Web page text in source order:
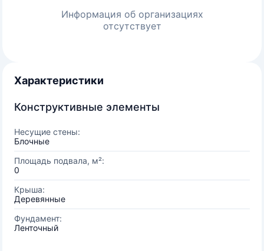
Информация об организациях
отсутствует
Характеристики
Конструктивные элементы
Несущие стены:
Блочные
Площадь подвала, м²:
0
Крыша:
Деревянные
Фундамент:
Ленточный